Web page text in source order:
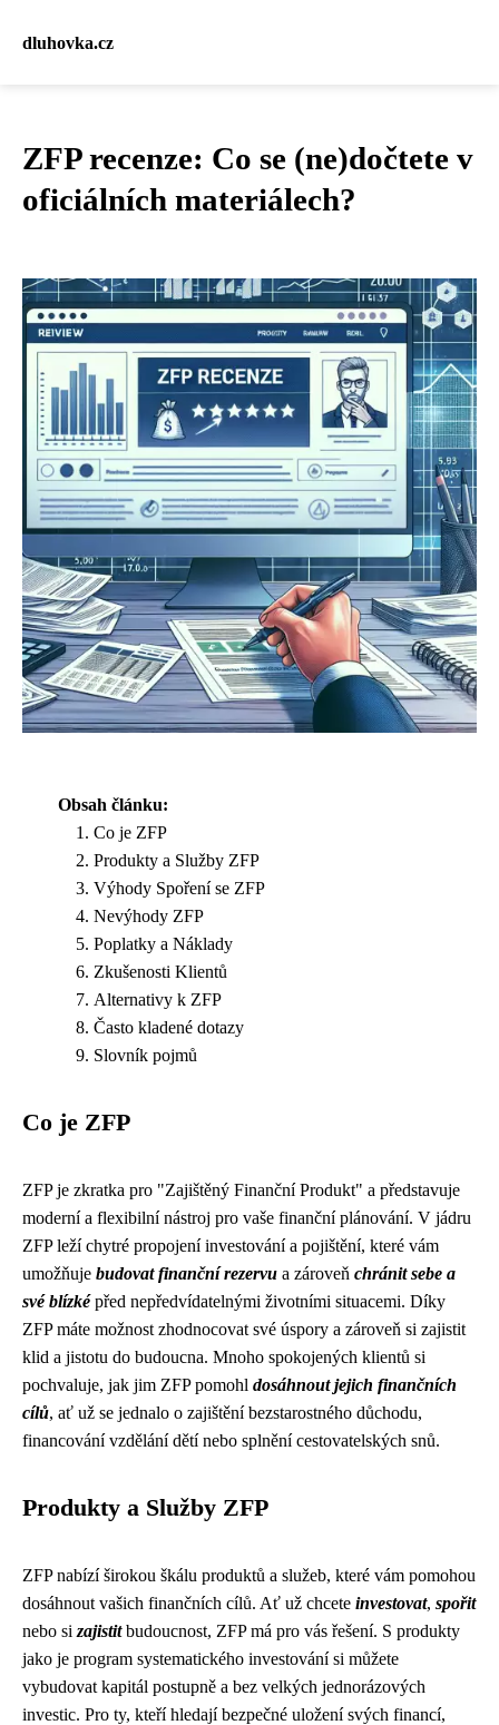
dluhovka.cz
ZFP recenze: Co se (ne)dočtete v
oficiálních materiálech?
Obsah článku:
Co je ZFP
Produkty a Služby ZFP
Výhody Spoření se ZFP
Nevýhody ZFP
Poplatky a Náklady
Zkušenosti Klientů
Alternativy k ZFP
Často kladené dotazy
Slovník pojmů
Co je ZFP
ZFP je zkratka pro "Zajištěný Finanční Produkt" a představuje
moderní a flexibilní nástroj pro vaše finanční plánování. V jádru
ZFP leží chytré propojení investování a pojištění, které vám
umožňuje budovat finanční rezervu a zároveň chránit sebe a
své blízképřed nepředvídatelnými životními situacemi. Díky
ZFP máte možnost zhodnocovat své úspory a zároveň si zajistit
klid a jistotu do budoucna. Mnoho spokojených klientů si
pochvaluje, jak jim ZFP pomohl dosáhnout jejich finančních
cílů, ať už se jednalo o zajištění bezstarostného důchodu,
financování vzdělání dětí nebo splnění cestovatelských snů.
Produkty a Služby ZFP
ZFP nabízí širokou škálu produktů a služeb, které vám pomohou
dosáhnout vašich finančních cílů. Ať už chcete investovat, spořit
nebo si zajistitbudoucnost, ZFP má pro vás řešení. S produkty
jako je program systematického investování si můžete
vybudovat kapitál postupně a bez velkých jednorázových
investic. Pro ty, kteří hledají bezpečné uložení svých financí,